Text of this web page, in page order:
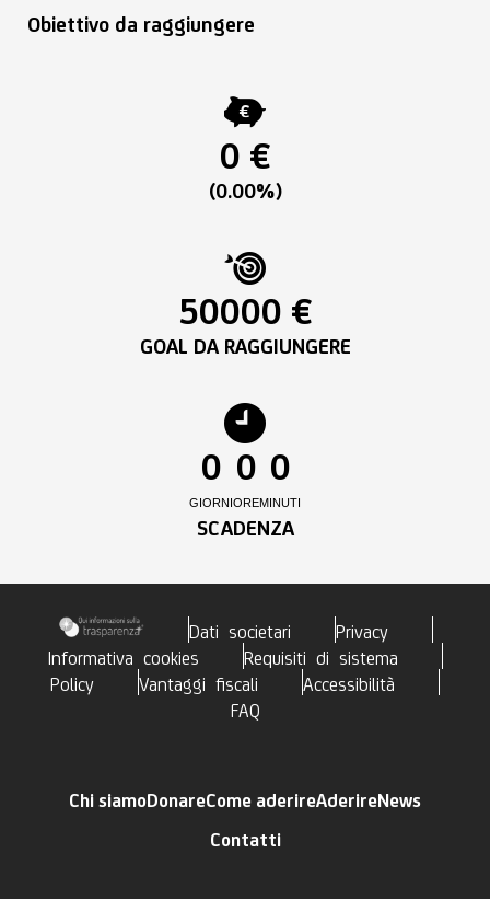
Obiettivo da raggiungere
0 €
(0.00%)
50000 €
GOAL DA RAGGIUNGERE
0
GIORNI
0
ORE
0
MINUTI
SCADENZA
Dati societari
Privacy
Informativa cookies
Requisiti di sistema
Policy
Vantaggi fiscali
Accessibilità
FAQ
Chi siamoDonareCome aderireAderireNews
Contatti